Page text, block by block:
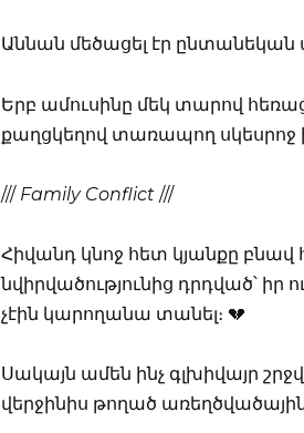
Աննան մեծացել էր
Երբ ամուսինը մեկ տարով
քաղցկեղով տառապող սկեսրոջ
/// Family Conflict ///
Հիվանդ կնոջ հետ կյանքը բնավ
նվիրվածությունից դրդված՝ իր
չէին կարողանա տանել։ 💔
Սակայն ամեն ինչ գլխիվայր
վերջինիս թողած